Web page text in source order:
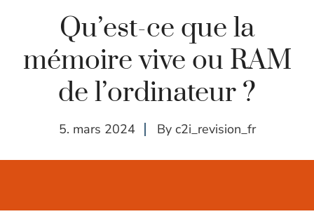
Qu’est-ce que la
mémoire vive ou RAM
de l’ordinateur ?
5. mars 2024 By c2i_revision_fr